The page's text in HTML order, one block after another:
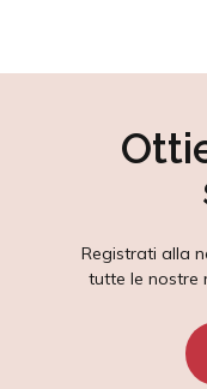
Registrati alla
tutte le nostre